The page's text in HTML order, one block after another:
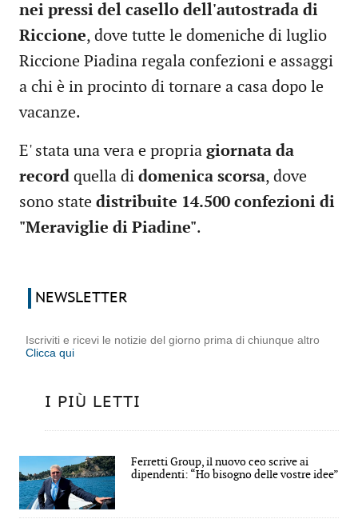
nei pressi del casello dell'autostrada di
Riccione, dove tutte le domeniche di luglio
Riccione Piadina regala confezioni e assaggi
a chi è in procinto di tornare a casa dopo le
vacanze.
E' stata una vera e propria giornata da
record quella di domenica scorsa, dove
sono state distribuite 14.500 confezioni di
"Meraviglie di Piadine".
NEWSLETTER
Iscriviti e ricevi le notizie del giorno prima di chiunque altro
Clicca qui
I PIÙ LETTI
Ferretti Group, il nuovo ceo scrive ai
dipendenti: “Ho bisogno delle vostre idee”